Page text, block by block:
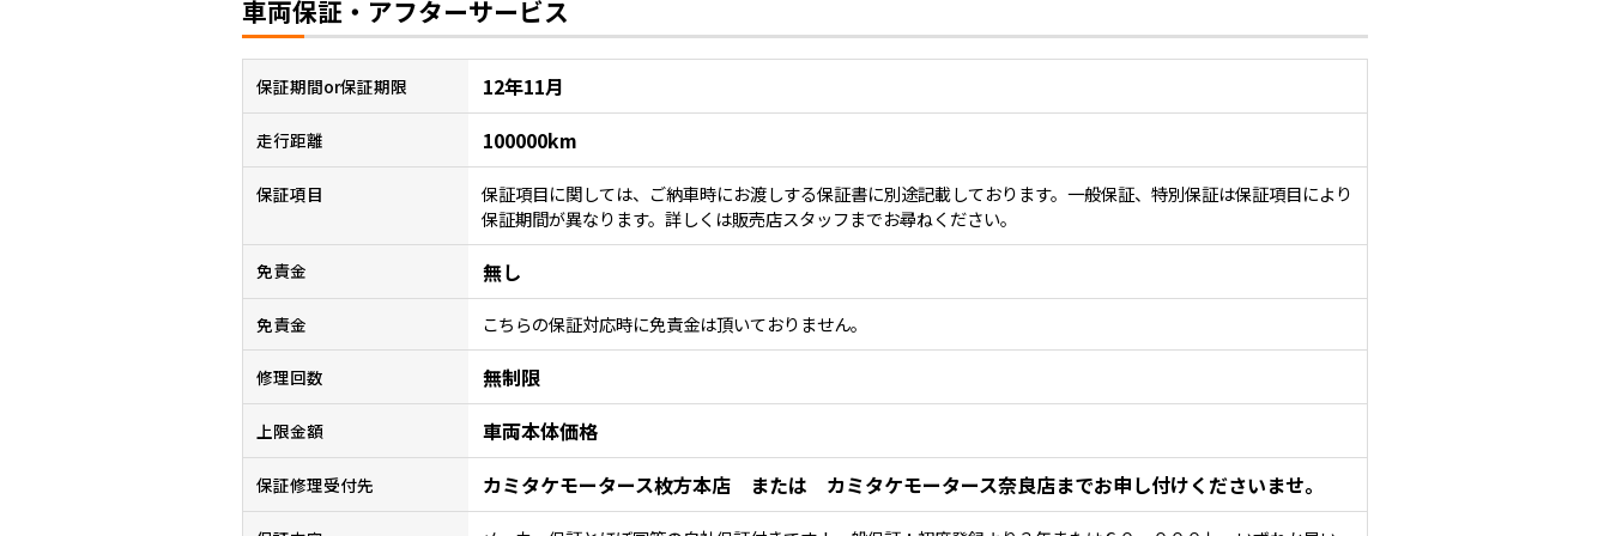
車両保証・アフターサービス
保証期間or保証期限 12年11月
走行距離 100000km
保証項目
保証項目に関しては、ご納車時にお渡しする保証書に別途記載しております。一般保証、特別保証は保証項目により
保証期間が異なります。詳しくは販売店スタッフまでお尋ねください。
免責金 無し
免責金 こちらの保証対応時に免責金は頂いておりません。
修理回数 無制限
上限金額 車両本体価格
保証修理受付先 カミタケモータース枚方本店 または カミタケモータース奈良店までお申し付けくださいませ。